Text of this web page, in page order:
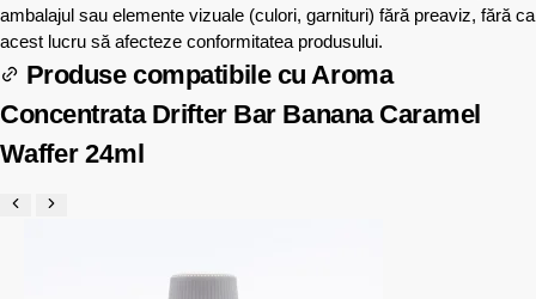
ambalajul sau elemente vizuale (culori, garnituri) fără preaviz, fără ca
acest lucru să afecteze conformitatea produsului.
Produse compatibile cu Aroma
Concentrata Drifter Bar Banana Caramel
Waffer 24ml